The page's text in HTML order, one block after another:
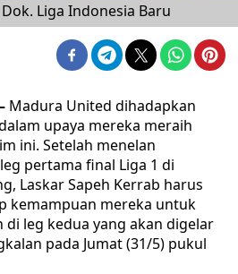
Liga Indonesia Baru
Madura United dihadapkan
upaya mereka meraih
ini. Setelah menelan
pertama final Liga 1 di
Laskar Sapeh Kerrab harus
kemampuan mereka untuk
di leg kedua yang akan digelar
pada Jumat (31/5) pukul